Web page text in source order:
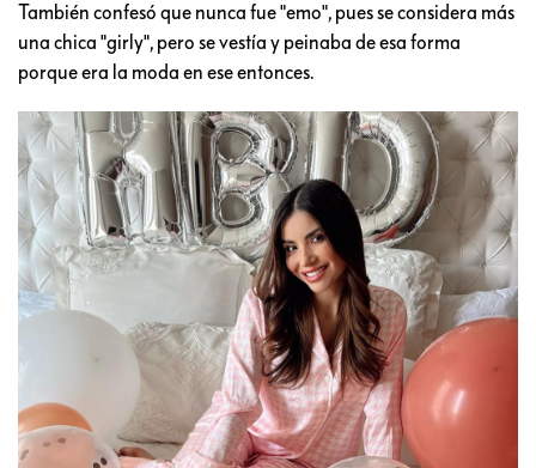
También confesó que nunca fue "emo", pues se considera más
una chica "girly", pero se vestía y peinaba de esa forma
porque era la moda en ese entonces.